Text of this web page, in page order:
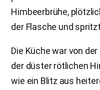
Himbeerbrühe,
der Flasche und
Die Küche war von
der düster rötlichen
wie ein Blitz aus